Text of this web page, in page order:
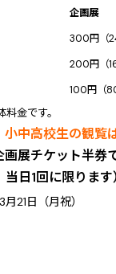
21日（月祝）
企画展
300円（
200円（
100円（
です。
中高校生の観覧は
展チケット半券
当日1回に限ります